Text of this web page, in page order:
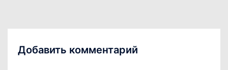
Добавить комментарий